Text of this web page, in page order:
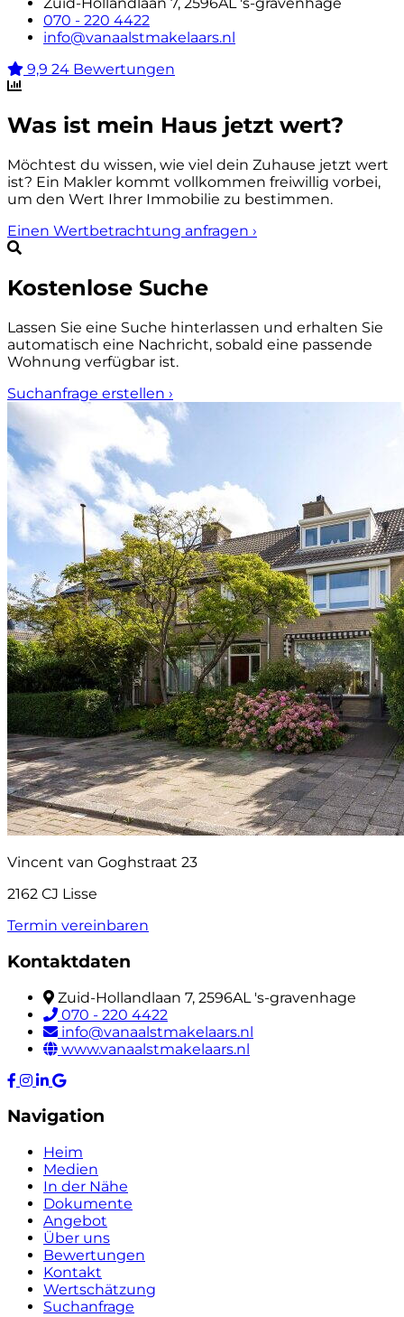
070 - 220 4422
info@vanaalstmakelaars.nl
9,9 24 Bewertungen
Was ist mein Haus jetzt wert?
Möchtest du wissen, wie viel dein Zuhause jetzt wert
ist? Ein Makler kommt vollkommen freiwillig vorbei,
um den Wert Ihrer Immobilie zu bestimmen.
Einen Wertbetrachtung anfragen ›
Kostenlose Suche
Lassen Sie eine Suche hinterlassen und erhalten Sie
automatisch eine Nachricht, sobald eine passende
Wohnung verfügbar ist.
Suchanfrage erstellen ›
Vincent van Goghstraat 23
2162 CJ Lisse
Termin vereinbaren
Kontaktdaten
Zuid-Hollandlaan 7, 2596AL 's-gravenhage
070 - 220 4422
info@vanaalstmakelaars.nl
www.vanaalstmakelaars.nl
Navigation
Heim
Medien
In der Nähe
Dokumente
Angebot
Über uns
Bewertungen
Kontakt
Wertschätzung
Suchanfrage